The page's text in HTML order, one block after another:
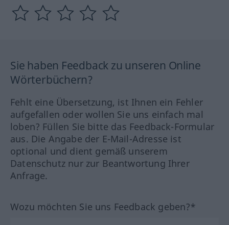
Sie haben Feedback zu unseren Online
Wörterbüchern?
Fehlt eine Übersetzung, ist Ihnen ein Fehler
aufgefallen oder wollen Sie uns einfach mal
loben? Füllen Sie bitte das Feedback-Formular
aus. Die Angabe der E-Mail-Adresse ist
optional und dient gemäß unserem
Datenschutz nur zur Beantwortung Ihrer
Anfrage.
Wozu möchten Sie uns Feedback geben?*